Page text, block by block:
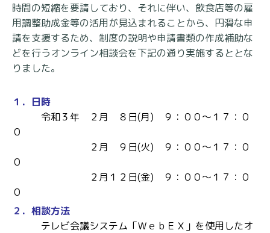
時間の短縮を要請しており、それに伴い、飲食店等の雇
用調整助成金等の活用が見込まれることから、円滑な申
請を支援するため、制度の説明や申請書類の作成補助な
どを行うオンライン相談会を下記の通り実施するととな
りました。
１．日時
令和３年 ２月 ８日(月) ９：００～１７：０
０
２月 ９日(火) ９：００～１７：０
０
２月１２日(金) ９：００～１７：０
０
２．相談方法
テレビ会議システム「ＷｅｂＥＸ」を使用したオ